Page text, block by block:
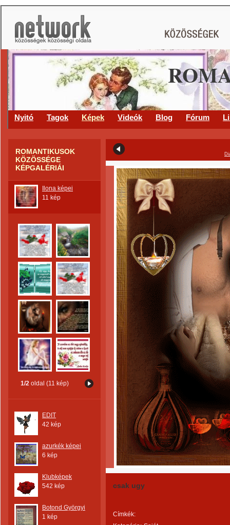
Nyitó Tagok Képek Videók Blog Fórum
ROMANTIKUSOK
KÖZÖSSÉGE
KÉPGALÉRIÁI
Ilona képei
11 kép
1/2 oldal (11 kép)
EDIT
42 kép
azurkék képei
6 kép
Klubképek
542 kép
Botond Györgyi
1 kép
csak ugy
Címkék: